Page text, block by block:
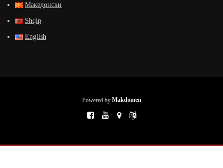
Македонски
Shqip
English
Powered by Makdomen